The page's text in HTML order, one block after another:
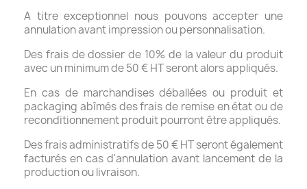
A titre exceptionnel nous pouvons accepter une
annulation avant impression ou personnalisation.
Des frais de dossier de 10% de la valeur du produit
avec un minimum de 50 € HT seront alors appliqués.
En cas de marchandises déballées ou produit et
packaging abîmés des frais de remise en état ou de
reconditionnement produit pourront être appliqués.
Des frais administratifs de 50 € HT seront également
facturés en cas d'annulation avant lancement de la
production ou livraison.